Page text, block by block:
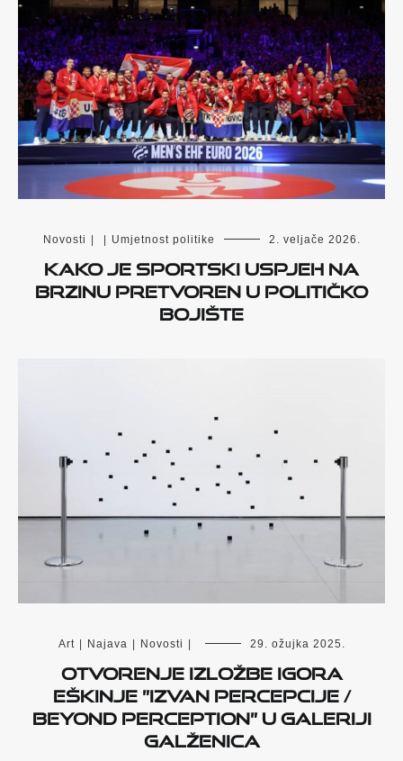
Novosti | | Umjetnost politike 2. veljače 2026.
Kako je sportski uspjeh na
brzinu pretvoren u političko
bojište
Art | Najava | Novosti | 29. ožujka 2025.
Otvorenje izložbe Igora
Eškinje ”Izvan percepcije /
Beyond Perception” u Galeriji
Galženica